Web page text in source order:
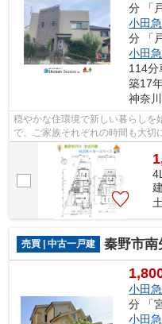
分 「
小田
分 「
小田
114分
築17
神奈
穏やかな住環境で新しい暮らしを
で、ご家族それぞれの時間も大切
く快適に暮らせる住宅です。 ぜひ
売買 | 中古一戸建 秦野市
小田
分 「
小田